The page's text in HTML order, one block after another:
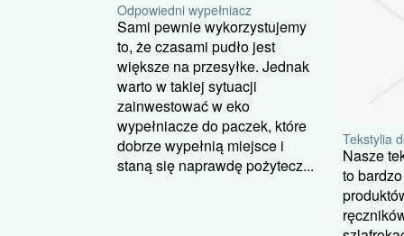
Odpowiedni wypełniacz
Sami pewnie wykorzystujemy
to, że czasami pudło jest
większe na przesyłke. Jednak
warto w takiej sytuacji
zainwestować w eko
wypełniacze do paczek, które
dobrze wypełnią miejsce i
staną się naprawdę pożytecz...
Tekstylia
Nasze
to